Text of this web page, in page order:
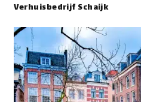
Verhuisbedrijf Schaijk